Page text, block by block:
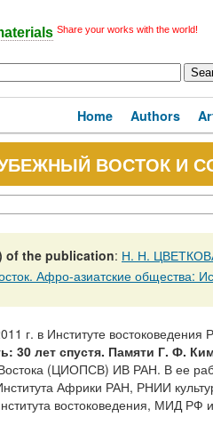
Share your works with the world!
Home Authors
ВОСТОК И
of the publication: Н. Н.
Афро-азиатские общества: История и
г. в Институте
30 лет спустя. Памяти Г. Ф.
(ЦИОПСВ) ИВ РАН. В ее
Африки РАН, РНИИ
востоковедения, МИД